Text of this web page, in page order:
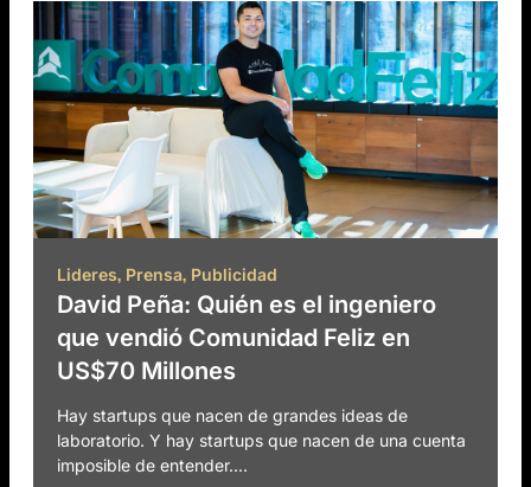
Lideres, Prensa, Publicidad
David Peña: Quién es el ingeniero
que vendió Comunidad Feliz en
US$70 Millones
Hay startups que nacen de grandes ideas de
laboratorio. Y hay startups que nacen de una cuenta
imposible de entender....